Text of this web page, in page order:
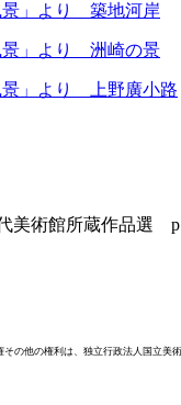
景」より 築地河岸
景」より 洲崎の景
景」より 上野廣小路
美術館所蔵作品選
の他の権利は、独立行政法人国立